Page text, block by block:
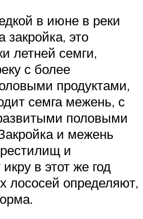
в июне в реки
закройка, это
летней семги,
с более
продуктами,
семга межень, с
половыми
и межень
и
в этот же год
лососей определяют,